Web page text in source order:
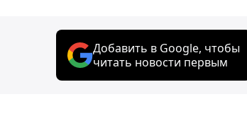
Добавить в Google, чтобы
читать новости первым